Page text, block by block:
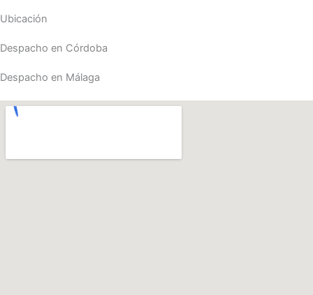
Ubicación
Despacho en Córdoba
Despacho en Málaga